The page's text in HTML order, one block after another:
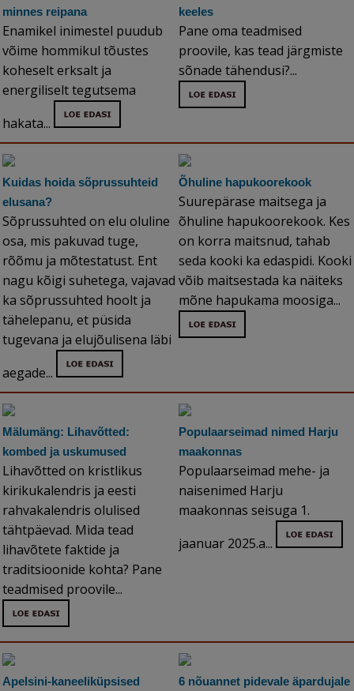
minnes reipana
Enamikel inimestel puudub
võime hommikul tõustes
koheselt erksalt ja
energiliselt tegutsema
hakata...
keeles
Pane oma teadmised
proovile, kas tead järgmiste
sõnade tähendusi?...
Kuidas hoida sõprussuhteid
elusana?
Sõprussuhted on elu oluline
osa, mis pakuvad tuge,
rõõmu ja mõtestatust. Ent
nagu kõigi suhetega, vajavad
ka sõprussuhted hoolt ja
tähelepanu, et püsida
tugevana ja elujõulisena läbi
aegade...
Õhuline hapukoorekook
Suurepärase maitsega ja
õhuline hapukoorekook. Kes
on korra maitsnud, tahab
seda kooki ka edaspidi. Kooki
võib maitsestada ka näiteks
mõne hapukama moosiga...
Mälumäng: Lihavõtted:
kombed ja uskumused
Lihavõtted on kristlikus
kirikukalendris ja eesti
rahvakalendris olulised
tähtpäevad. Mida tead
lihavõtete faktide ja
traditsioonide kohta? Pane
teadmised proovile...
Populaarseimad nimed Harju
maakonnas
Populaarseimad mehe- ja
naisenimed Harju
maakonnas seisuga 1.
jaanuar 2025.a...
Apelsini-kaneeliküpsised 6 nõuannet pidevale äpardujale